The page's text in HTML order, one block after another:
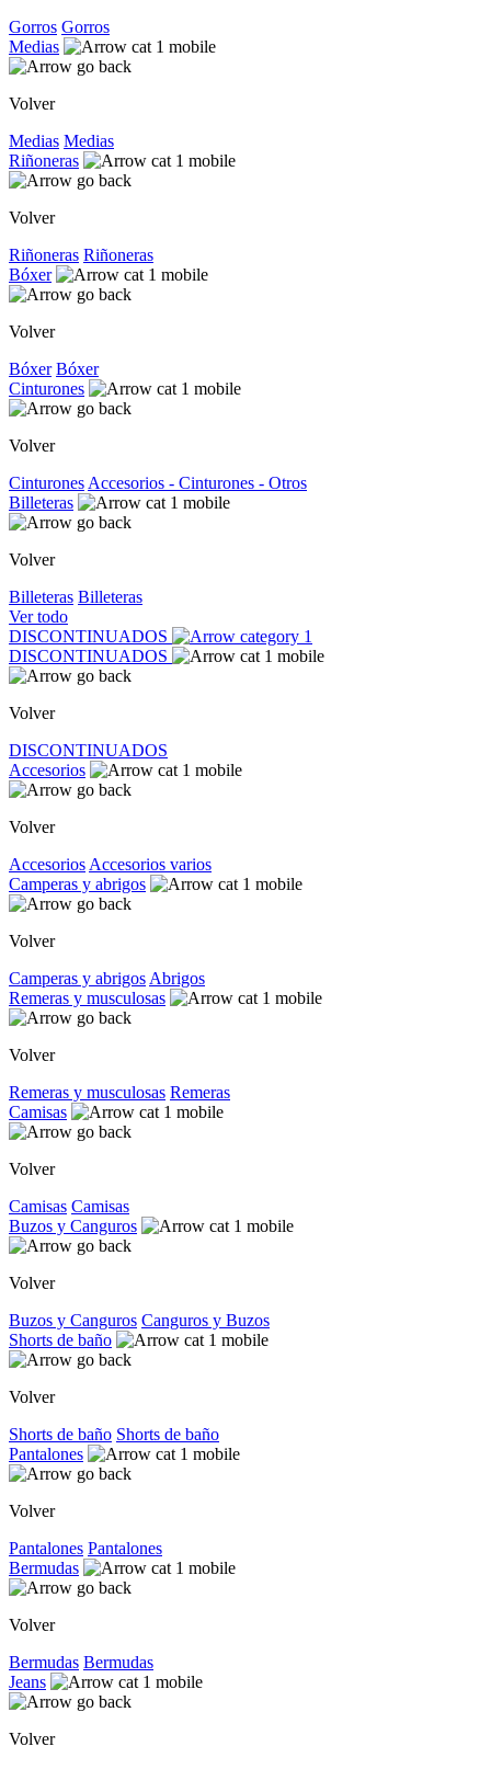
Gorros Gorros
Medias
Volver
Medias Medias
Riñoneras
Volver
Riñoneras Riñoneras
Bóxer
Volver
Bóxer Bóxer
Cinturones
Volver
Cinturones Accesorios - Cinturones - Otros
Billeteras
Volver
Billeteras Billeteras
Ver todo
DISCONTINUADOS
DISCONTINUADOS
Volver
DISCONTINUADOS
Accesorios
Volver
Accesorios Accesorios varios
Camperas y abrigos
Volver
Camperas y abrigos Abrigos
Remeras y musculosas
Volver
Remeras y musculosas Remeras
Camisas
Volver
Camisas Camisas
Buzos y Canguros
Volver
Buzos y Canguros Canguros y Buzos
Shorts de baño
Volver
Shorts de baño Shorts de baño
Pantalones
Volver
Pantalones Pantalones
Bermudas
Volver
Bermudas Bermudas
Jeans
Volver